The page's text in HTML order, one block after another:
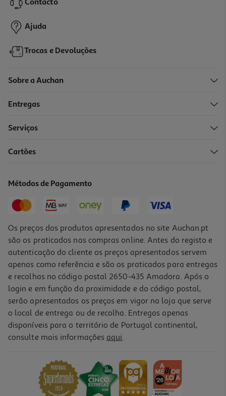
39,99 €
Contacto
Ajuda
Trocas e Devoluções
Sobre a Auchan
Entregas
Serviços
Cartões
Métodos de Pagamento
Os preços dos produtos apresentados no site Auchan.pt
são os praticados nas compras online. Antes do registo e
autenticação do cliente os preços apresentados servem
apenas como referência e são os praticados para entregas
e recolhas no código postal 2650-435 Amadora. Após o
login e em função da proximidade e do código postal,
serão apresentados os preços em vigor na loja que serve
o local de entrega ou de recolha. Entregas apenas
disponíveis para o território de Portugal continental,
consulte mais informações aqui.